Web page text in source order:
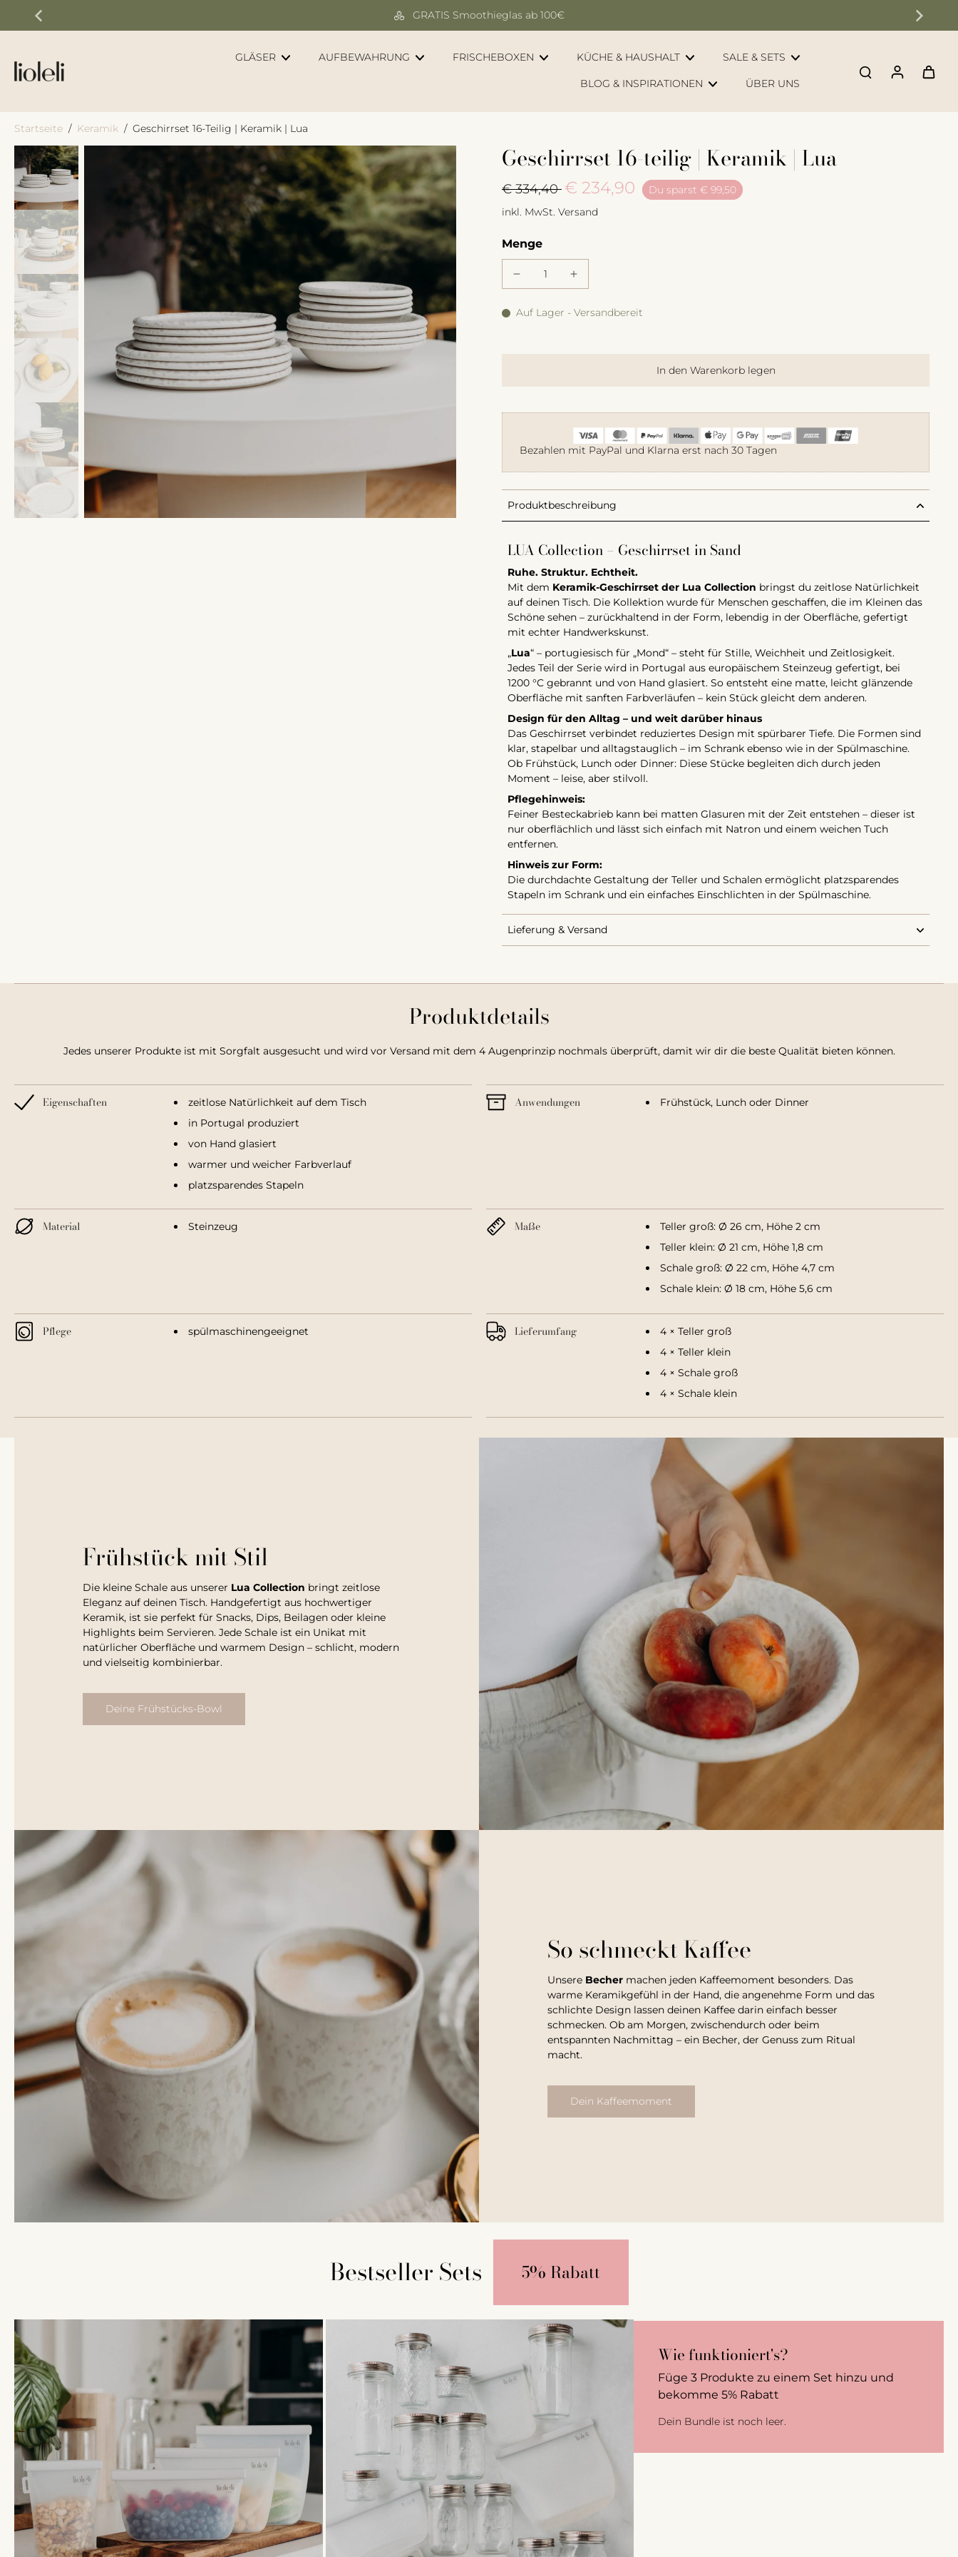
Zum
Inhalt
GRATIS Smoothieglas ab 100€
GLÄSER AUFBEWAHRUNG FRISCHEBOXEN KÜCHE & HAUSHALT SALE & SETS
BLOG & INSPIRATIONEN ÜBER UNS
Startseite / Keramik / Geschirrset 16-Teilig | Keramik | Lua
Springe
zu
den
Produktinformationen
Geschirrset 16-teilig | Keramik | Lua
€ 334,40 € 234,90 Du sparst € 99,50
inkl. MwSt. Versand
Menge
Auf Lager - Versandbereit
In den Warenkorb legen
Bezahlen mit PayPal und Klarna erst nach 30 Tagen
Produktbeschreibung
LUA Collection – Geschirrset in Sand
Ruhe. Struktur. Echtheit.
Mit dem Keramik-Geschirrset der Lua Collection bringst du zeitlose Natürlichkeit
auf deinen Tisch. Die Kollektion wurde für Menschen geschaffen, die im Kleinen das
Schöne sehen – zurückhaltend in der Form, lebendig in der Oberfläche, gefertigt
mit echter Handwerkskunst.
„Lua“ – portugiesisch für „Mond“ – steht für Stille, Weichheit und Zeitlosigkeit.
Jedes Teil der Serie wird in Portugal aus europäischem Steinzeug gefertigt, bei
1200 °C gebrannt und von Hand glasiert. So entsteht eine matte, leicht glänzende
Oberfläche mit sanften Farbverläufen – kein Stück gleicht dem anderen.
Design für den Alltag – und weit darüber hinaus
Das Geschirrset verbindet reduziertes Design mit spürbarer Tiefe. Die Formen sind
klar, stapelbar und alltagstauglich – im Schrank ebenso wie in der Spülmaschine.
Ob Frühstück, Lunch oder Dinner: Diese Stücke begleiten dich durch jeden
Moment – leise, aber stilvoll.
Pflegehinweis:
Feiner Besteckabrieb kann bei matten Glasuren mit der Zeit entstehen – dieser ist
nur oberflächlich und lässt sich einfach mit Natron und einem weichen Tuch
entfernen.
Hinweis zur Form:
Die durchdachte Gestaltung der Teller und Schalen ermöglicht platzsparendes
Stapeln im Schrank und ein einfaches Einschlichten in der Spülmaschine.
Lieferung & Versand
Produktdetails
Jedes unserer Produkte ist mit Sorgfalt ausgesucht und wird vor Versand mit dem 4 Augenprinzip nochmals überprüft, damit wir dir die beste Qualität bieten können.
Eigenschaften
zeitlose Natürlichkeit auf dem Tisch
in Portugal produziert
von Hand glasiert
warmer und weicher Farbverlauf
platzsparendes Stapeln
Anwendungen Frühstück, Lunch oder Dinner
Material Steinzeug Maße
Teller groß: Ø 26 cm, Höhe 2 cm
Teller klein: Ø 21 cm, Höhe 1,8 cm
Schale groß: Ø 22 cm, Höhe 4,7 cm
Schale klein: Ø 18 cm, Höhe 5,6 cm
Pflege spülmaschinengeeignet Lieferumfang
4 × Teller groß
4 × Teller klein
4 × Schale groß
4 × Schale klein
Frühstück mit Stil
Die kleine Schale aus unserer Lua Collection bringt zeitlose
Eleganz auf deinen Tisch. Handgefertigt aus hochwertiger
Keramik, ist sie perfekt für Snacks, Dips, Beilagen oder kleine
Highlights beim Servieren. Jede Schale ist ein Unikat mit
natürlicher Oberfläche und warmem Design – schlicht, modern
und vielseitig kombinierbar.
Deine Frühstücks-Bowl
So schmeckt Kaffee
Unsere Becher machen jeden Kaffeemoment besonders. Das
warme Keramikgefühl in der Hand, die angenehme Form und das
schlichte Design lassen deinen Kaffee darin einfach besser
schmecken. Ob am Morgen, zwischendurch oder beim
entspannten Nachmittag – ein Becher, der Genuss zum Ritual
macht.
Dein Kaffeemoment
Bestseller Sets 5% Rabatt
Wie funktioniert's?
Füge 3 Produkte zu einem Set hinzu und
bekomme 5% Rabatt
Dein Bundle ist noch leer.